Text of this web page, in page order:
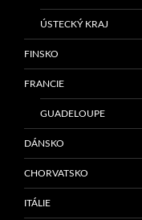
ÚSTECKÝ KRAJ
FINSKO
FRANCIE
GUADELOUPE
DÁNSKO
CHORVATSKO
ITÁLIE